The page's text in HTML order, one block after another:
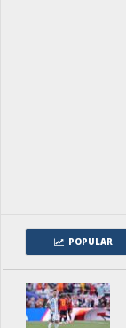
POPULAR